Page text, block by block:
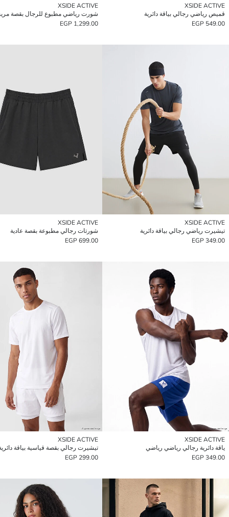
XSIDE ACTIVE
قميص رياضي رجالي بياقة دائرية
549.00 EGP
XSIDE ACTIVE
شورت رياضي مطبوع للرجال بقصة
1,299.00 EGP
XSIDE ACTIVE
تيشيرت رياضي رجالي بياقة دائرية
349.00 EGP
XSIDE ACTIVE
شورتات رجالي مطبوعة بقصة عادية
699.00 EGP
XSIDE ACTIVE
ياقة دائرية رجالي رياضي رياضي
349.00 EGP
XSIDE ACTIVE
تيشيرت رجالي بقصة قياسية بياقة
299.00 EGP